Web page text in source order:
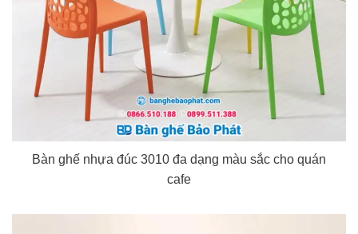
Bàn ghế nhựa đúc 3010 đa dạng màu sắc cho quán
cafe